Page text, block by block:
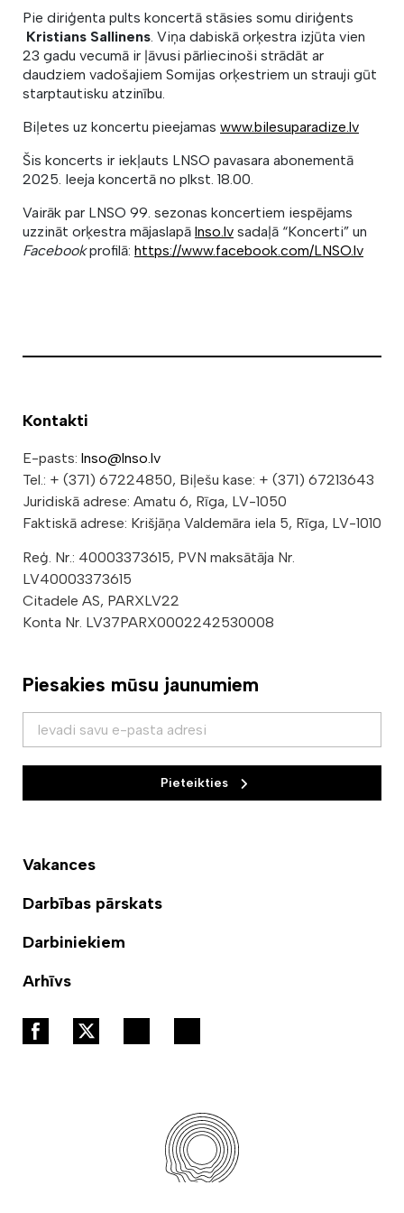
Pie diriģenta pults koncertā stāsies somu diriģents
Kristians Sallinens. Viņa dabiskā orķestra izjūta vien
23 gadu vecumā ir ļāvusi pārliecinoši strādāt ar
daudziem vadošajiem Somijas orķestriem un strauji gūt
starptautisku atzinību.
Biļetes uz koncertu pieejamas www.bilesuparadize.lv
Šis koncerts ir iekļauts LNSO pavasara abonementā
2025. Ieeja koncertā no plkst. 18.00.
Vairāk par LNSO 99. sezonas koncertiem iespējams
uzzināt orķestra mājaslapā lnso.lv sadaļā “Koncerti” un
Facebookprofilā: https://www.facebook.com/LNSO.lv
Kontakti
E-pasts: lnso@lnso.lv
Tel.: + (371) 67224850, Biļešu kase: + (371) 67213643
Juridiskā adrese: Amatu 6, Rīga, LV-1050
Faktiskā adrese: Krišjāņa Valdemāra iela 5, Rīga, LV-1010
Reģ. Nr.: 40003373615, PVN maksātāja Nr.
LV40003373615
Citadele AS, PARXLV22
Konta Nr. LV37PARX0002242530008
Piesakies mūsu jaunumiem
Pieteikties
Vakances
Darbības pārskats
Darbiniekiem
Arhīvs